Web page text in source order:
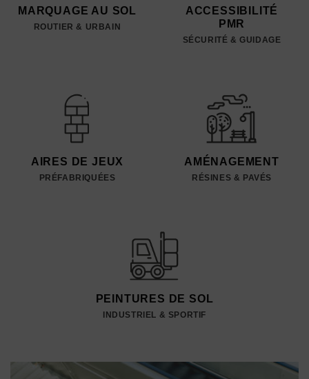
MARQUAGE AU SOL
ROUTIER & URBAIN
ACCESSIBILITÉ
PMR
SÉCURITÉ & GUIDAGE
AIRES DE JEUX
PRÉFABRIQUÉES
AMÉNAGEMENT
RÉSINES & PAVÉS
PEINTURES DE SOL
INDUSTRIEL & SPORTIF